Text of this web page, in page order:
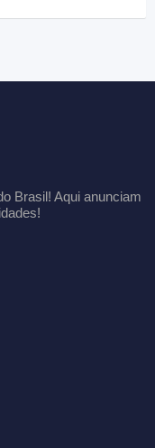
Brasil! Aqui anunciam